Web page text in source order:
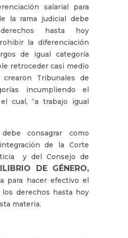
salarial para
la rama judicial debe
hasta hoy
la diferenciación
de igual categoría
retroceder casi medio
Tribunales de
incumpliendo el
cual, “a trabajo igual
consagrar como
de la Corte
y del Consejo de
DE GÉNERO,
para hacer efectivo el
derechos hasta hoy
materia.